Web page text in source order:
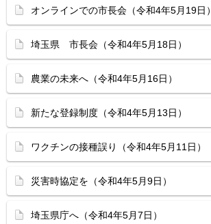
オンラインでの市長会（令和4年5月19日）
埼玉県 市長会（令和4年5月18日）
農業の未来へ（令和4年5月16日）
新たな登録制度（令和4年5月13日）
ワクチンの接種誤り（令和4年5月11日）
災害時協定を（令和4年5月9日）
埼玉県庁へ（令和4年5月7日）